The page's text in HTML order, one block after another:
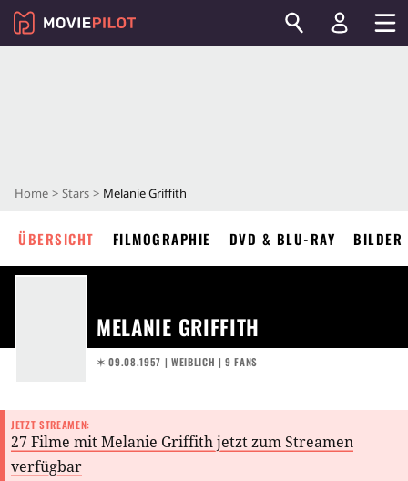
Home Stars Melanie Griffith
ÜBERSICHT FILMOGRAPHIE DVD & BLU-RAY BILDER
MELANIE GRIFFITH
✶ 09.08.1957 | WEIBLICH | 9 FANS
JETZT STREAMEN:
27 Filme mit Melanie Griffith jetzt zum Streamen
verfügbar